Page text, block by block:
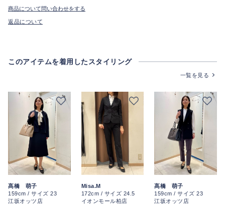
商品について問い合わせをする
返品について
このアイテムを着用したスタイリング
一覧を見る
髙橋 萌子
159cm / サイズ 23
江坂オッツ店
Misa.M
172cm / サイズ 24.5
イオンモール柏店
髙橋 萌子
159cm / サイズ 23
江坂オッツ店